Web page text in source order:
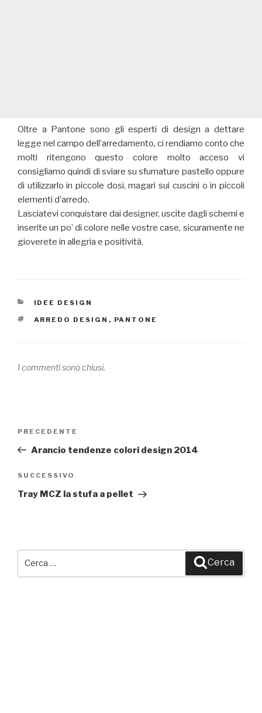
Oltre a Pantone sono gli esperti di design a dettare
legge nel campo dell’arredamento, ci rendiamo conto che
molti ritengono questo colore molto acceso vi
consigliamo quindi di sviare su sfumature pastello oppure
di utilizzarlo in piccole dosi, magari sui cuscini o in piccoli
elementi d’arredo.
Lasciatevi conquistare dai designer, uscite dagli schemi e
inserite un po’ di colore nelle vostre case, sicuramente ne
gioverete in allegria e positività.
CATEGORIE
IDEE DESIGN
TAG
ARREDO DESIGN , PANTONE
I commenti sono chiusi.
Articolo
precedente:
PRECEDENTE
Arancio tendenze colori design 2014
Articolo
successivo
SUCCESSIVO
Tray MCZ la stufa a pellet
Cerca